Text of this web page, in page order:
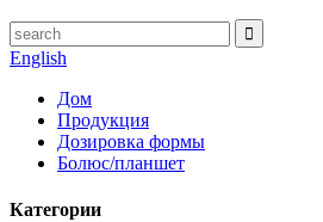
English
Дом
Продукция
Дозировка формы
Болюс/планшет
Категории